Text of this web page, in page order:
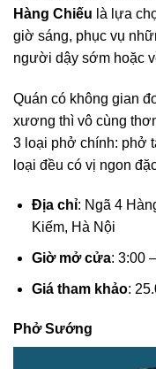
Hàng Chiếu là lựa
giờ sáng, phục vụ
người dậy sớm hoặc
Quán có không gian
xương thì vô cùng
3 loại phở chính: phở
loại đều có vị ngon
Địa chỉ: Ngã 4
Kiếm, Hà Nội
Giờ mở cửa: 3:00
Giá tham khảo:
Phở Sướng